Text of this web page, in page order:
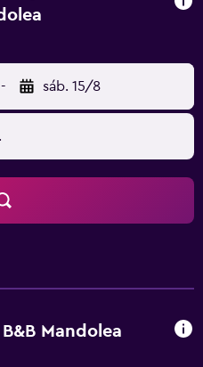
- sáb. 15/8
Mandolea